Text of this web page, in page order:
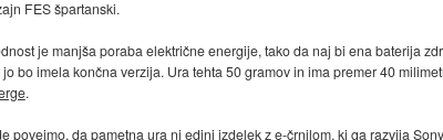
FES špartanski.
je manjša poraba električne energije, tako da naj bi ena baterija
bo imela končna verzija. Ura tehta 50 gramov in ima premer 40
.
povejmo, da pametna ura ni edini izdelek z e-črnilom, ki ga razvija